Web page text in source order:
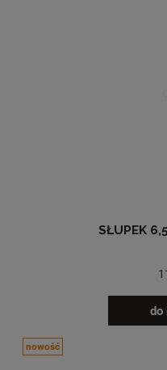
SŁUPEK
do
nowość